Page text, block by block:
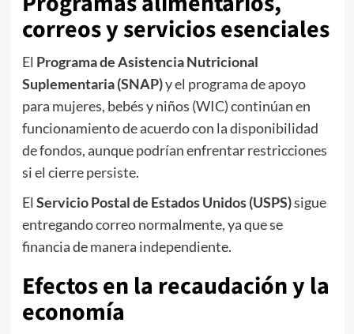
correos y servicios esenciales
El Programa de Asistencia Nutricional
Suplementaria (SNAP)y el programa de apoyo
para mujeres, bebés y niños (WIC) continúan en
funcionamiento de acuerdo con la disponibilidad
de fondos, aunque podrían enfrentar restricciones
si el cierre persiste.
El Servicio Postal de Estados Unidos (USPS)sigue
entregando correo normalmente, ya que se
financia de manera independiente.
Efectos en la recaudación y la
economía